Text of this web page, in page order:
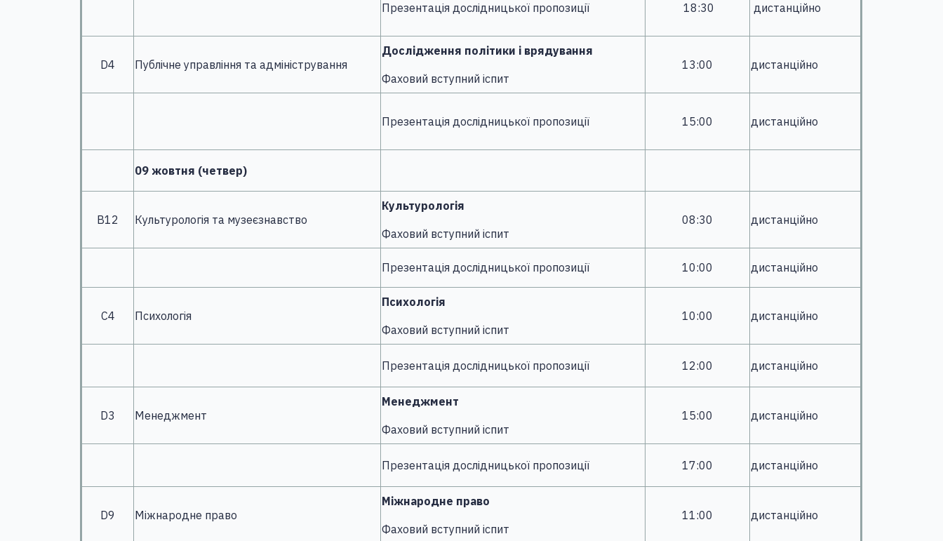
Презентація дослідницької пропозиції 18:30 дистанційно
D4 Публічне управління та адміністрування
Дослідження політики і врядування
Фаховий вступний іспит
13:00 дистанційно
Презентація дослідницької пропозиції 15:00 дистанційно
09 жовтня (четвер)
В12 Культурологія та музеєзнавство
Культурологія
Фаховий вступний іспит
08:30 дистанційно
Презентація дослідницької пропозиції 10:00 дистанційно
С4 Психологія
Психологія
Фаховий вступний іспит
10:00 дистанційно
Презентація дослідницької пропозиції 12:00 дистанційно
D3 Менеджмент
Менеджмент
Фаховий вступний іспит
15:00 дистанційно
Презентація дослідницької пропозиції 17:00 дистанційно
D9 Міжнародне право
Міжнародне право
Фаховий вступний іспит
11:00 дистанційно